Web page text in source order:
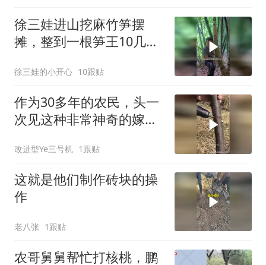
徐三娃进山挖麻竹笋摆
摊，整到一根笋王10几
徐三娃的小开心 10跟贴
作为30多年的农民，头一
次见这种非常神奇的嫁接
改进型Ye三号机 1跟贴
这就是他们制作砖块的操
作
老八张 1跟贴
农哥舅舅帮忙打核桃，鹏